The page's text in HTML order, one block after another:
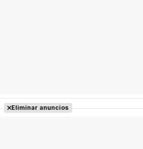
Eliminar anuncios